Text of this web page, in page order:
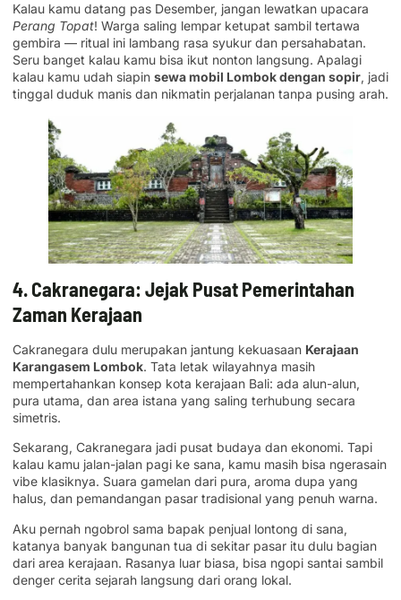
Kalau kamu datang pas Desember, jangan lewatkan upacara
Perang Topat! Warga saling lempar ketupat sambil tertawa
gembira — ritual ini lambang rasa syukur dan persahabatan.
Seru banget kalau kamu bisa ikut nonton langsung. Apalagi
kalau kamu udah siapin sewa mobil Lombok dengan sopir, jadi
tinggal duduk manis dan nikmatin perjalanan tanpa pusing arah.
4. Cakranegara: Jejak Pusat Pemerintahan
Zaman Kerajaan
Cakranegara dulu merupakan jantung kekuasaan Kerajaan
Karangasem Lombok. Tata letak wilayahnya masih
mempertahankan konsep kota kerajaan Bali: ada alun-alun,
pura utama, dan area istana yang saling terhubung secara
simetris.
Sekarang, Cakranegara jadi pusat budaya dan ekonomi. Tapi
kalau kamu jalan-jalan pagi ke sana, kamu masih bisa ngerasain
vibe klasiknya. Suara gamelan dari pura, aroma dupa yang
halus, dan pemandangan pasar tradisional yang penuh warna.
Aku pernah ngobrol sama bapak penjual lontong di sana,
katanya banyak bangunan tua di sekitar pasar itu dulu bagian
dari area kerajaan. Rasanya luar biasa, bisa ngopi santai sambil
denger cerita sejarah langsung dari orang lokal.